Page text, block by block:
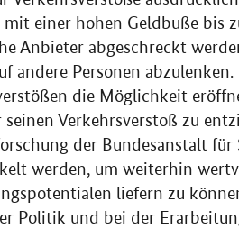
einer hohen Geldbuße bis
Anbieter abgeschreckt
andere Personen
die Möglichkeit
Verkehrsverstoß zu
der Bundesanstalt für
werden, um weiterhin
liefern zu
Politik und bei der